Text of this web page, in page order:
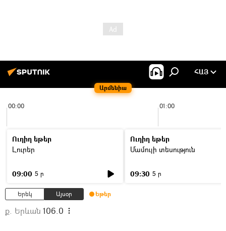
Արմենիա
ՀԱՅ
00:00 01:00
Ուղիղ եթեր
Լուրեր
09:00 5 ր
Ուղիղ եթեր
Մամուլի տեսություն
09:30 5 ր
Երեկ Այսօր Եթեր
ք. Երևան 106.0